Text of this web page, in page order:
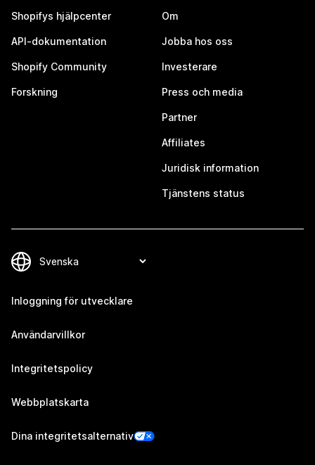
Shopifys hjälpcenter
API-dokumentation
Shopify Community
Forskning
Om
Jobba hos oss
Investerare
Press och media
Partner
Affiliates
Juridisk information
Tjänstens status
Inloggning för utvecklare
Användarvillkor
Integritetspolicy
Webbplatskarta
Dina integritetsalternativ